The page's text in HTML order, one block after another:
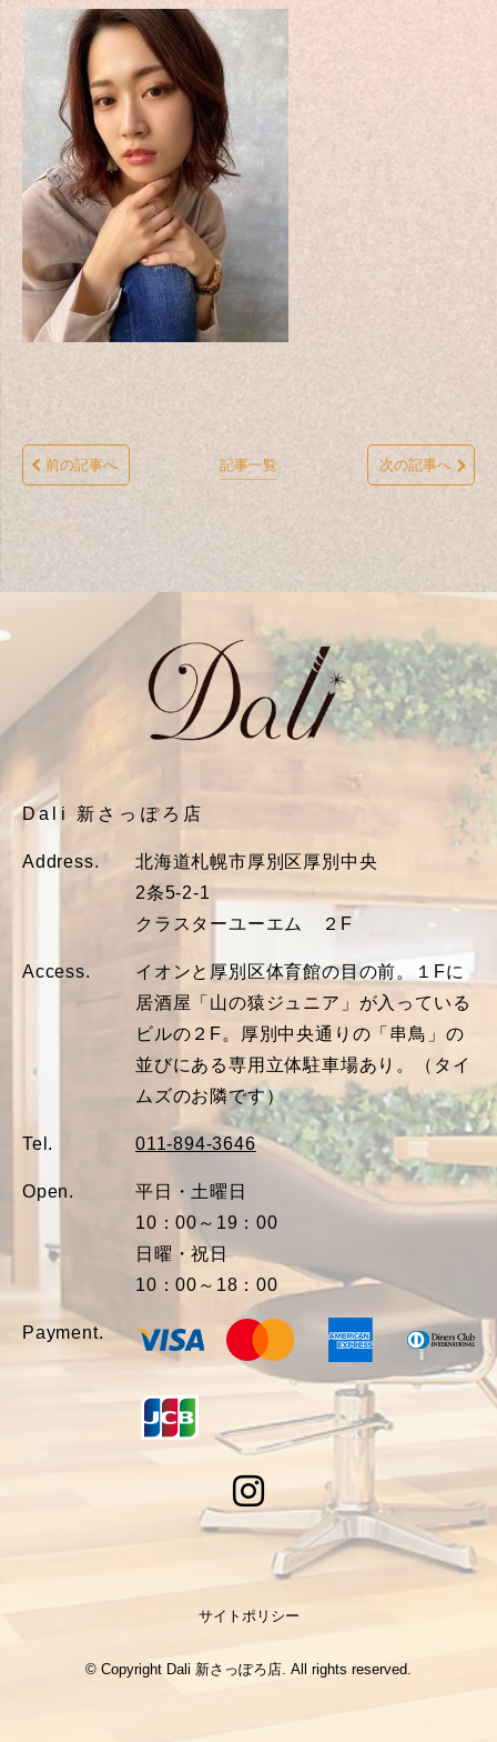
前の記事へ 記事一覧 次の記事へ
Dali 新さっぽろ店
Address.
北海道札幌市厚別区厚別中央
2条5-2-1
クラスターユーエム ２F
Access.
イオンと厚別区体育館の目の前。１Fに
居酒屋「山の猿ジュニア」が入っている
ビルの２F。厚別中央通りの「串鳥」の
並びにある専用立体駐車場あり。（タイ
ムズのお隣です）
Tel. 011-894-3646
Open.
平日・土曜日
10：00～19：00
日曜・祝日
10：00～18：00
Payment.
サイトポリシー
© Copyright Dali 新さっぽろ店. All rights reserved.